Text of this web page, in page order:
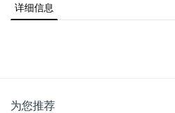
详细信息
为您推荐